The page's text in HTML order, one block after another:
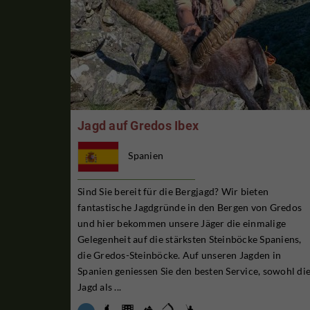
Jagd auf Gredos Ibex
Spanien
Sind Sie bereit für die Bergjagd? Wir bieten
fantastische Jagdgründe in den Bergen von Gredos
und hier bekommen unsere Jäger die einmalige
Gelegenheit auf die stärksten Steinböcke Spaniens,
die Gredos-Steinböcke. Auf unseren Jagden in
Spanien geniessen Sie den besten Service, sowohl die
Jagd als ...